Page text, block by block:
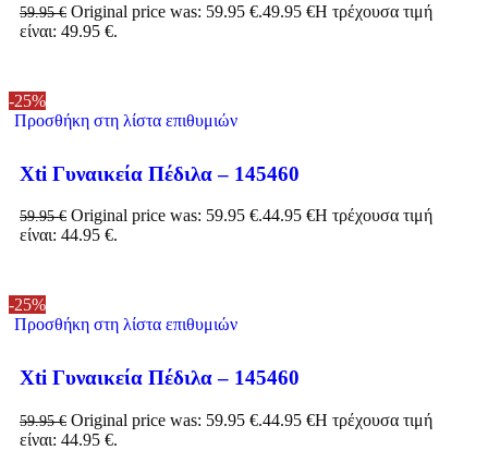
59.95€ Original price was: 59.95 €.49.95 €Η τρέχουσα τιμή
είναι: 49.95 €.
-25%
Προσθήκη στη λίστα επιθυμιών
Xti Γυναικεία Πέδιλα – 145460
59.95€ Original price was: 59.95 €.44.95 €Η τρέχουσα τιμή
είναι: 44.95 €.
-25%
Προσθήκη στη λίστα επιθυμιών
Xti Γυναικεία Πέδιλα – 145460
59.95€ Original price was: 59.95 €.44.95 €Η τρέχουσα τιμή
είναι: 44.95 €.